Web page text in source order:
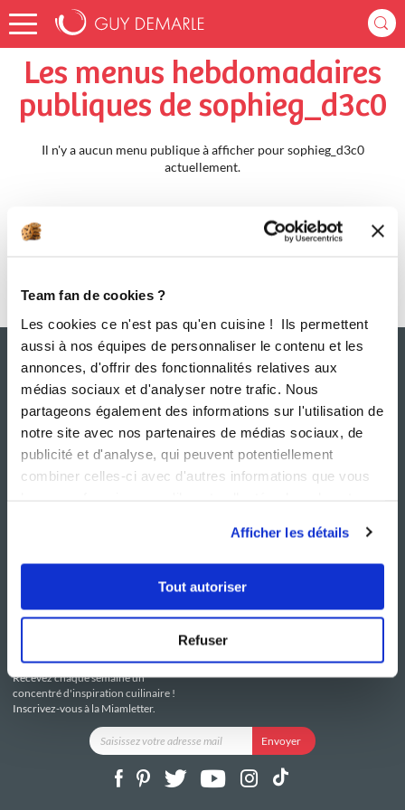
Team fan de cookies ?
Les cookies ce n'est pas qu'en cuisine ! Ils permettent
aussi à nos équipes de personnaliser le contenu et les
annonces, d'offrir des fonctionnalités relatives aux
médias sociaux et d'analyser notre trafic. Nous
partageons également des informations sur l'utilisation de
notre site avec nos partenaires de médias sociaux, de
publicité et d'analyse, qui peuvent potentiellement
combiner celles-ci avec d'autres informations que vous
Afficher les détails
Tout autoriser
Refuser
Accueil sophieg_d3c0 Menus Hebdomadaires
Les menus hebdomadaires
publiques de sophieg_d3c0
Il n'y a aucun menu publique à afficher pour sophieg_d3c0
actuellement.
Le Mag'
i-Cook'in
Contactez-nous
Mentions légales
Politique de confidentialité
Utilisation des Cookies
Recevez chaque semaine un
concentré d'inspiration cuilinaire !
Inscrivez-vous à la Miamletter.